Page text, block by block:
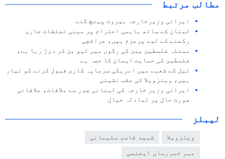
مطالب مرتبط
ایرانی وزیرخارجہ بیروت پہنچ گئے
لبنان کے ساتھ باہمی احترام پر مبنی تعلقات جاری
رکھنے کے لیے پرعزم ہیں، عراقچی
مسئلہ فلسطین یمن کی رگوں میں لہو بن کر دوڑ رہا ہے،
فلسطین کی حمایت ایمان کا حصہ ہے
تیل کے شعبے میں امریکی سرمایہ کاری قبول کرنے کو تیار
ہیں، وینزویلا کی عقب نشینی
ایرانی وزیر خارجہ کی لبنانی صدر سے ملاقات، علاقائی
صورت حال پر تبادلہ خیال
لیبلز
وینزویلا شہید قاسم سلیمانی
مہر خبررساں ایجنسی